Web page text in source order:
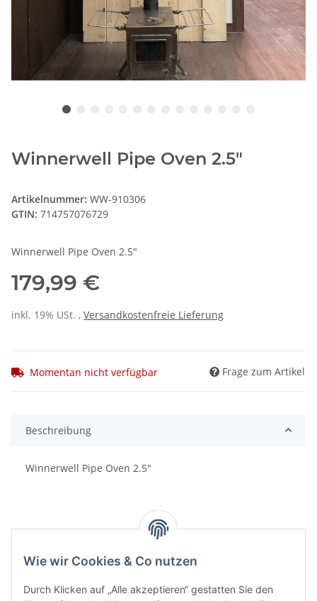
Winnerwell Pipe Oven 2.5"
Artikelnummer: WW-910306
GTIN: 714757076729
Winnerwell Pipe Oven 2.5"
179,99 €
inkl. 19% USt. , Versandkostenfreie Lieferung
Momentan nicht verfügbar Frage zum Artikel
Beschreibung
Winnerwell Pipe Oven 2.5"
Benachrichtigen, wenn verfügbar
Wie wir Cookies & Co nutzen
Durch Klicken auf „Alle akzeptieren“ gestatten Sie den